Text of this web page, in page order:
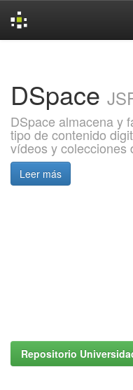
DSpace
DSpace almacena y
tipo de contenido
vídeos y colecciones
Leer más
Repositorio